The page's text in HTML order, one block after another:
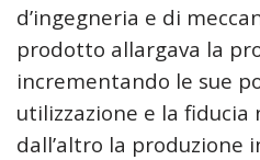
d’ingegneria e di
prodotto allargava la
incrementando le sue
utilizzazione e la fiducia
dall’altro la produzione